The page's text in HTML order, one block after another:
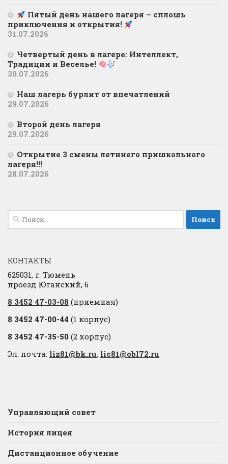
Пятый день нашего лагеря – сплошь
приключения и открытия!
31.07.2026
Четвертый день в лагере: Интеллект,
Традиции и Веселье!
30.07.2026
Наш лагерь бурлит от впечатлений
29.07.2026
Второй день лагеря
29.07.2026
Открытие 3 смены летннего пришкольного
лагеря!!!
28.07.2026
Найти:
КОНТАКТЫ
625031, г. Тюмень
проезд Юганский, 6
8 3452 47-03-08 (приемная)
8 3452 47-00-44 (1 корпус)
8 3452 47-35-50 (2 корпус)
Эл. почта: liz81@bk.ru, lic81@obl72.ru
Управляющий совет
История лицея
Дистанционное обучение